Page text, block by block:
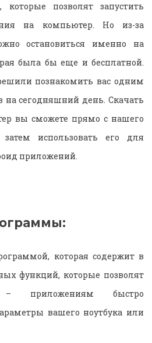
позволят запустить
на компьютер. Но из-за
остановиться именно на
была бы еще и бесплатной.
познакомить вас одним
сегодняшний день. Скачать
вы сможете прямо с нашего
использовать его для
приложений.
которая содержит в
функций, которые позволят
приложениям быстро
вашего ноутбука или